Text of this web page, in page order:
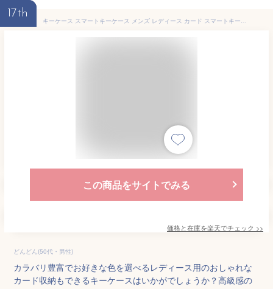
17th
キーケース スマートキーケース メンズ レディース カード スマートキー対応 車 革 本革 パスケース 収納 おしゃれ かわいい コンパクト 大容量 6連 トヨタ ホンダ 日産 スバル マツダ ダイハツ プレゼント ギフト ブランド vi0447
この商品をサイトでみる
価格と在庫を楽天でチェック >>
どんどん(50代・男性)
カラバリ豊富でお好きな色を選べるレディース用のおしゃれな
カード収納もできるキーケースはいかがでしょうか？高級感の